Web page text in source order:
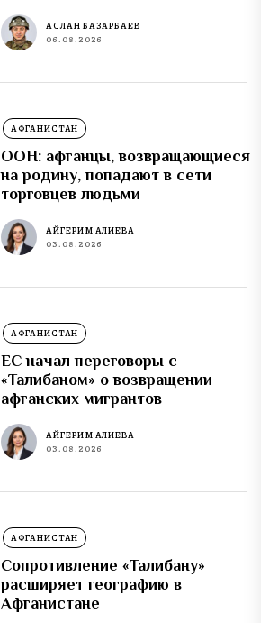
АСЛАН БАЗАРБАЕВ
06.08.2026
АФГАНИСТАН
ООН: афганцы, возвращающиеся
на родину, попадают в сети
торговцев людьми
АЙГЕРИМ АЛИЕВА
03.08.2026
АФГАНИСТАН
ЕС начал переговоры с
«Талибаном» о возвращении
афганских мигрантов
АЙГЕРИМ АЛИЕВА
03.08.2026
АФГАНИСТАН
Сопротивление «Талибану»
расширяет географию в
Афганистане